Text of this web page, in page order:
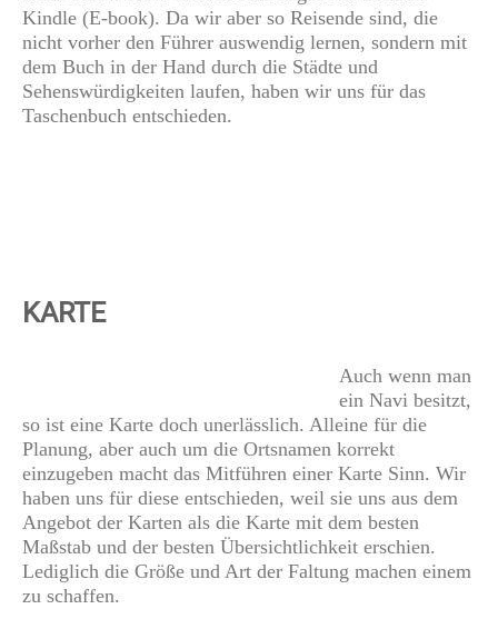
Kindle (E-book). Da wir aber so Reisende sind, die
nicht vorher den Führer auswendig lernen, sondern mit
dem Buch in der Hand durch die Städte und
Sehenswürdigkeiten laufen, haben wir uns für das
Taschenbuch entschieden.
KARTE
Auch wenn man
ein Navi besitzt,
so ist eine Karte doch unerlässlich. Alleine für die
Planung, aber auch um die Ortsnamen korrekt
einzugeben macht das Mitführen einer Karte Sinn. Wir
haben uns für diese entschieden, weil sie uns aus dem
Angebot der Karten als die Karte mit dem besten
Maßstab und der besten Übersichtlichkeit erschien.
Lediglich die Größe und Art der Faltung machen einem
zu schaffen.